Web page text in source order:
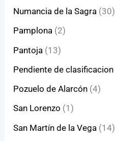
Numancia de la Sagra (30)
Pamplona (2)
Pantoja (13)
Pendiente de clasificacion
Pozuelo de Alarcón (4)
San Lorenzo (1)
San Martín de la Vega (14)